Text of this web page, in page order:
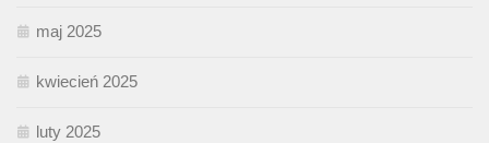
maj 2025
kwiecień 2025
luty 2025